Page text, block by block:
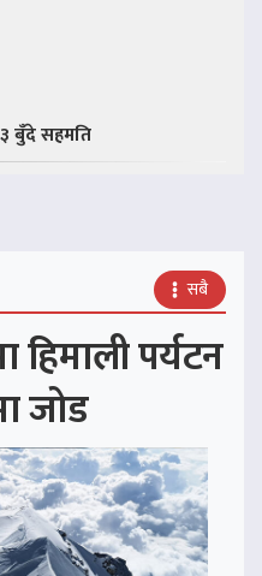
बुँदे सहमति
सबै
पर्यटन
जोड